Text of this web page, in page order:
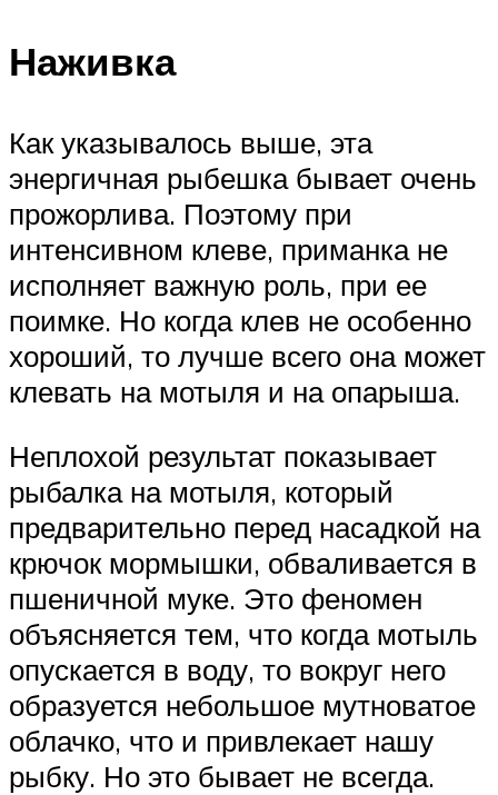
Наживка
Как указывалось выше, эта
энергичная рыбешка бывает очень
прожорлива. Поэтому при
интенсивном клеве, приманка не
исполняет важную роль, при ее
поимке. Но когда клев не особенно
хороший, то лучше всего она может
клевать на мотыля и на опарыша.
Неплохой результат показывает
рыбалка на мотыля, который
предварительно перед насадкой на
крючок мормышки, обваливается в
пшеничной муке. Это феномен
объясняется тем, что когда мотыль
опускается в воду, то вокруг него
образуется небольшое мутноватое
облачко, что и привлекает нашу
рыбку. Но это бывает не всегда.